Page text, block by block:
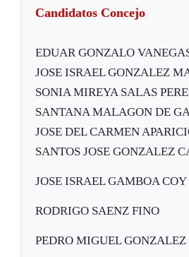
Candidatos Concejo
EDUAR GONZALO
JOSE ISRAEL GONZALEZ
SONIA MIREYA SALAS
SANTANA MALAGON DE
JOSE DEL CARMEN
SANTOS JOSE GONZALEZ
JOSE ISRAEL GAMBOA COY
RODRIGO SAENZ FINO
PEDRO MIGUEL GONZALEZ